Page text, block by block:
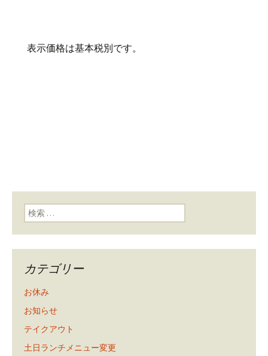
表示価格は基本税別です。
検索:
カテゴリー
お休み
お知らせ
テイクアウト
土日ランチメニュー変更